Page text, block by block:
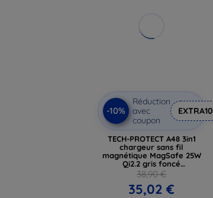
-10%
Réduction
avec
coupon
EXTRA10
TECH-PROTECT A48 3in1
chargeur sans fil
magnétique MagSafe 25W
Qi2.2 gris foncé
(5906302352531)
38,90 €
35,02 €